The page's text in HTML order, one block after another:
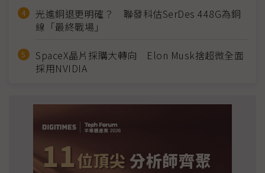
光進銅退更明確？ 聯發科估SerDes 448G為銅
線「最終戰場」
SpaceX晶片採購大轉向 Elon Musk捨超微全面
採用NVIDIA